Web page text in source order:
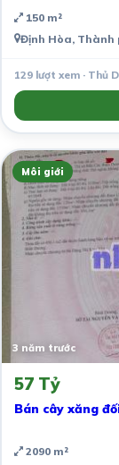
150 m²
Định Hòa, Thành
129 lượt xem · Thủ
Môi giới
3 năm trước
57 Tỷ
Bán cây xăng
2090 m²